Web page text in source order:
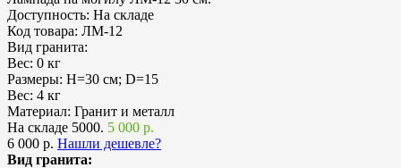
Доступность: На складе
Код товара: ЛМ-12
Вид гранита:
Вес: 0 кг
Размеры: H=30 см; D=15
Вес: 4 кг
Материал: Гранит и металл
На складе 5000. 5 000 р.
6 000 р. Нашли дешевле?
Вид гранита: